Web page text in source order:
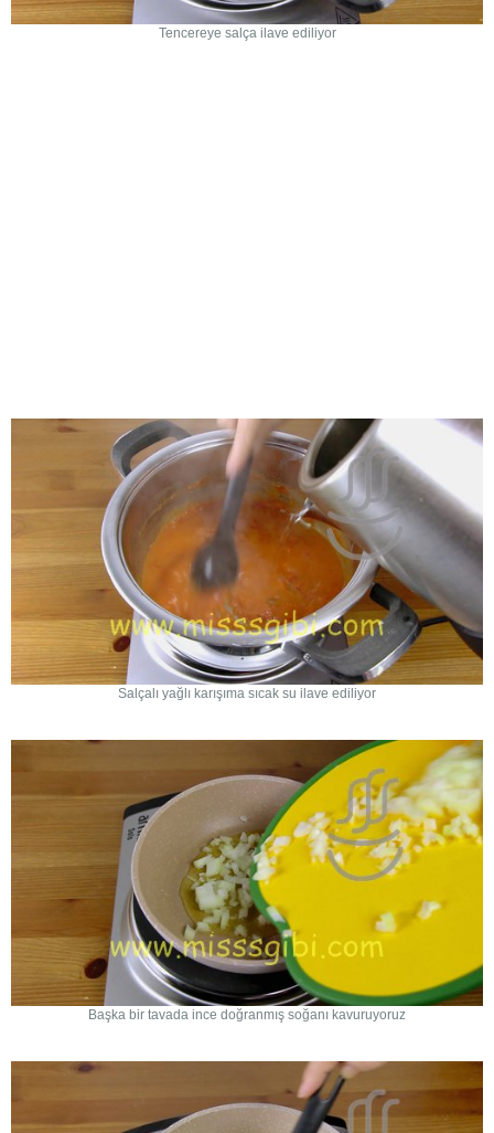
Tencereye salça ilave ediliyor
Salçalı yağlı karışıma sıcak su ilave ediliyor
Başka bir tavada ince doğranmış soğanı kavuruyoruz